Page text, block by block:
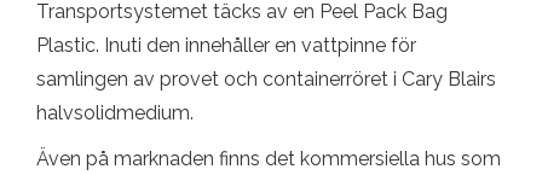
Transportsystemet täcks av en Peel Pack Bag
Plastic. Inuti den innehåller en vattpinne för
samlingen av provet och containerröret i Cary Blairs
halvsolidmedium.
Även på marknaden finns det kommersiella hus som